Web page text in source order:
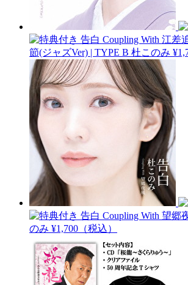
告白 Coupling With 江差
節(ジャズVer) | TYPE B 杜このみ
告白 Coupling With 望郷
のみ ¥1,700（税込）